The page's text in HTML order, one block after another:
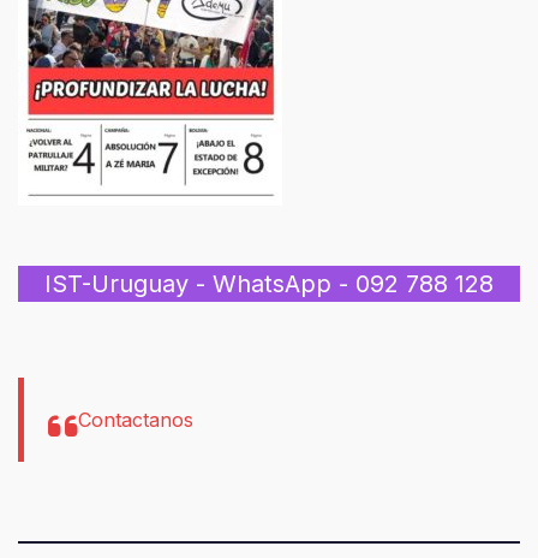
IST-Uruguay - WhatsApp - 092 788 128
Contactanos